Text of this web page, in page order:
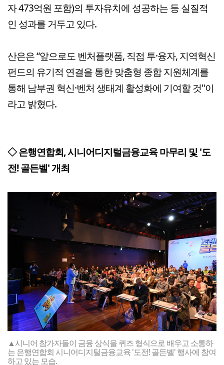
자 473억원 포함)의 투자유치에 성공하는 등 실질적
인 성과를 거두고 있다.
산은은 “앞으로도 벤처플랫폼, 직접 투·융자, 지역혁신
펀드의 유기적 연결을 통한 맞춤형 종합 지원체계를
통해 남부권 혁신·벤처 생태계 활성화에 기여할 것"이
라고 밝혔다.
◇ 은행연합회, 시니어디지털금융교육 마무리 및 '도
전! 골든벨' 개최
▲시니어 참가자들이 금융 상식을 퀴즈 형식으로 배우고 소통하
는 은행연합회 시니어디지털금융교육 '도전! 골든벨' 행사에 참여
하고 있는 모습.